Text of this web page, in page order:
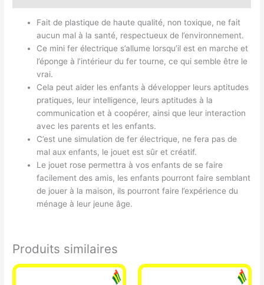
Fait de plastique de haute qualité, non toxique, ne fait
aucun mal à la santé, respectueux de l’environnement.
Ce mini fer électrique s’allume lorsqu’il est en marche et
l’éponge à l’intérieur du fer tourne, ce qui semble être le
vrai.
Cela peut aider les enfants à développer leurs aptitudes
pratiques, leur intelligence, leurs aptitudes à la
communication et à coopérer, ainsi que leur interaction
avec les parents et les enfants.
C’est une simulation de fer électrique, ne fera pas de
mal aux enfants, le jouet est sûr et créatif.
Le jouet rose permettra à vos enfants de se faire
facilement des amis, les enfants pourront faire semblant
de jouer à la maison, ils pourront faire l’expérience du
ménage à leur jeune âge.
Produits similaires